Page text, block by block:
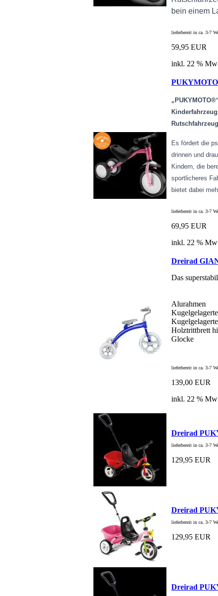
bein einem
lieferbereit in ca. 3-7
59,95 EUR
inkl. 22 %
Es fördert die
drinnen und
Kindern, die
sportlicheres
bietet dabei
lieferbereit in ca. 3-7
69,95 EUR
inkl. 22 %
Dreirad
Das
Alurahmen
Holztrittbrett
Glocke
lieferbereit in ca. 3-7
139,00 EUR
inkl. 22 %
Dreirad
lieferbereit in ca. 3-7
129,95 EUR
Dreirad
lieferbereit in ca. 3-7
129,95 EUR
Dreirad